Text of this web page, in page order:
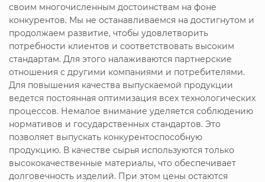
своим многочисленным достоинствам на фоне
конкурентов. Мы не останавливаемся на достигнутом и
продолжаем развитие, чтобы удовлетворить
потребности клиентов и соответствовать высоким
стандартам. Для этого налаживаются партнерские
отношения с другими компаниями и потребителями.
Для повышения качества выпускаемой продукции
ведется постоянная оптимизация всех технологических
процессов. Немалое внимание уделяется соблюдению
нормативов и государственных стандартов. Это
позволяет выпускать конкурентоспособную
продукцию. В качестве сырья используются только
высококачественные материалы, что обеспечивает
долговечность изделий. При этом цены остаются